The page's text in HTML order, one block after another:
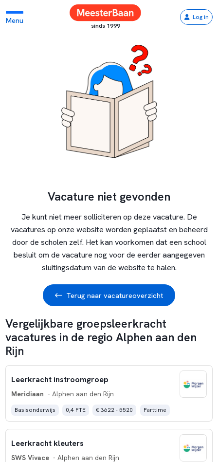
Menu
sinds 1999
Log in
Vacature niet gevonden
Je kunt niet meer solliciteren op deze vacature. De
vacatures op onze website worden geplaatst en beheerd
door de scholen zelf. Het kan voorkomen dat een school
besluit om de vacature nog voor de eerder aangegeven
sluitingsdatum van de website te halen.
Terug naar vacatureoverzicht
Vergelijkbare groepsleerkracht
vacatures in de regio Alphen aan den
Rijn
Leerkracht instroomgroep
Meridiaan - Alphen aan den Rijn
Basisonderwijs 0,4 FTE € 3622 - 5520 Parttime
Leerkracht kleuters
SWS Vivace - Alphen aan den Rijn